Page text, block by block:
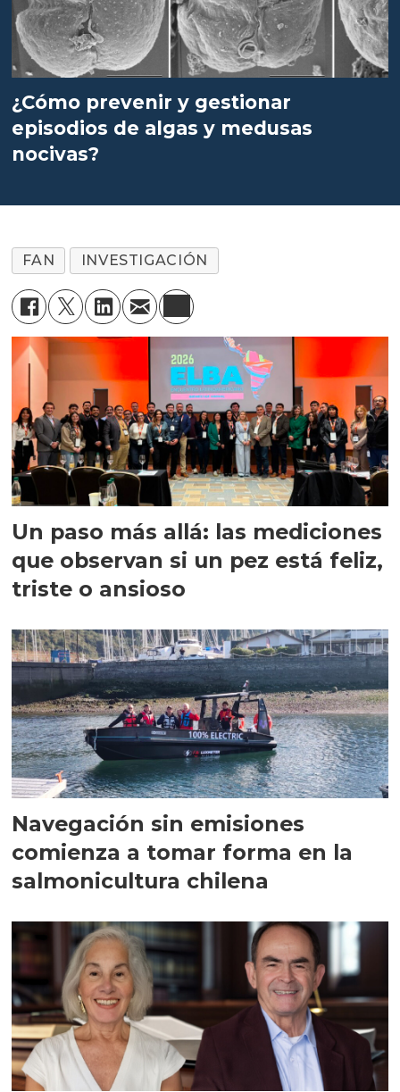
¿Cómo prevenir y gestionar
episodios de algas y medusas
nocivas?
FAN INVESTIGACIÓN
Un paso más allá: las mediciones
que observan si un pez está feliz,
triste o ansioso
Navegación sin emisiones
comienza a tomar forma en la
salmonicultura chilena